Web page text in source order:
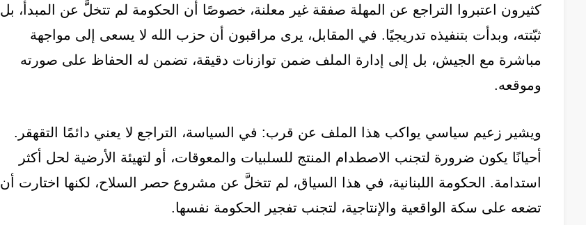
كثيرون اعتبروا التراجع عن المهلة صفقة غير معلنة، خصوصًا أن الحكومة لم تتخلَّ عن المبدأ، بل
ثبّتته، وبدأت بتنفيذه تدريجيًا. في المقابل، يرى مراقبون أن حزب الله لا يسعى إلى مواجهة
مباشرة مع الجيش، بل إلى إدارة الملف ضمن توازنات دقيقة، تضمن له الحفاظ على صورته
وموقعه.
ويشير زعيم سياسي يواكب هذا الملف عن قرب: في السياسة، التراجع لا يعني دائمًا التقهقر.
أحيانًا يكون ضرورة لتجنب الاصطدام المنتج للسلبيات والمعوقات، أو لتهيئة الأرضية لحل أكثر
استدامة. الحكومة اللبنانية، في هذا السياق، لم تتخلَّ عن مشروع حصر السلاح، لكنها اختارت أن
تضعه على سكة الواقعية والإنتاجية، لتجنب تفجير الحكومة نفسها.